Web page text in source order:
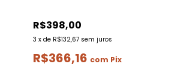
R$398,00
3 x de R$132,67 sem juros
R$366,16 com Pix